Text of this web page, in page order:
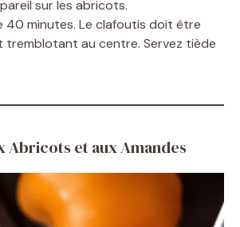
sur les abricots.
40 minutes. Le clafoutis doit être
tremblotant au centre. Servez tiède
Abricots et aux Amandes